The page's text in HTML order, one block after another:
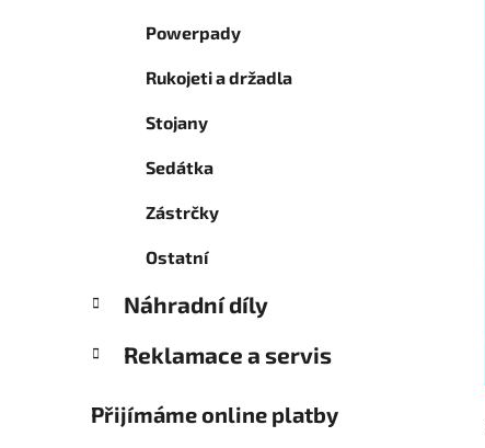
Powerpady
Rukojeti a držadla
Stojany
Sedátka
Zástrčky
Ostatní
Náhradní díly
Reklamace a servis
Přijímáme online platby